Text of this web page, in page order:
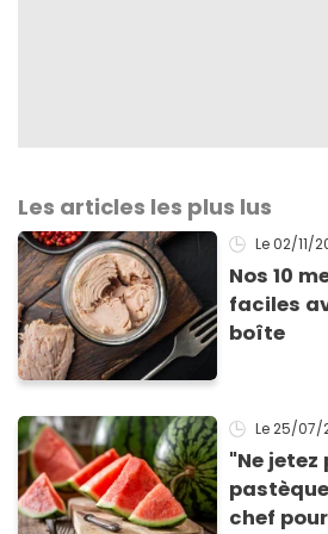
Les articles les plus lus
Le 02/11/
Nos 10
faciles
boîte
Le 25/07/
"Ne jetez
chef